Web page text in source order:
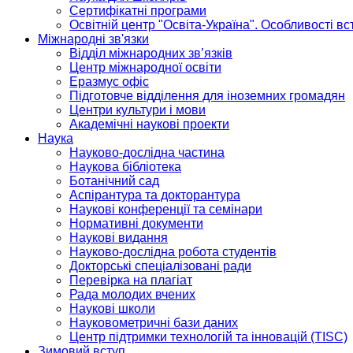
Сертифікатні програми
Освітній центр "Освіта-Україна". Особливості
Міжнародні зв'язки
Відділ міжнародних зв’язків
Центр міжнародної освіти
Еразмус офіс
Підготовче відділення для іноземних громадян
Центри культури і мови
Академічні наукові проекти
Наука
Науково-дослідна частина
Наукова бібліотека
Ботанічний сад
Аспірантура та докторантура
Наукові конференції та семінари
Нормативні документи
Наукові видання
Науково-дослідна робота студентів
Докторські спеціалізовані ради
Перевірка на плагіат
Рада молодих вчених
Наукові школи
Науковометричні бази даних
Центр підтримки технологій та інновацій (TISC)